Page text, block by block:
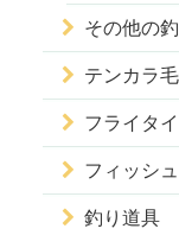
その他の釣
テンカラ
フライタ
フィッシ
釣り道具